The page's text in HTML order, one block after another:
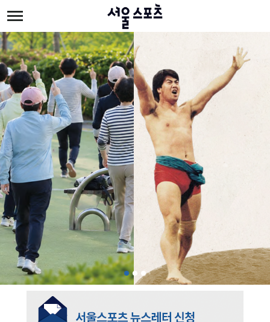
주메뉴 바로가기
본문 바로가기